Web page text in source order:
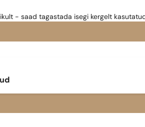
- saad tagastada isegi kergelt